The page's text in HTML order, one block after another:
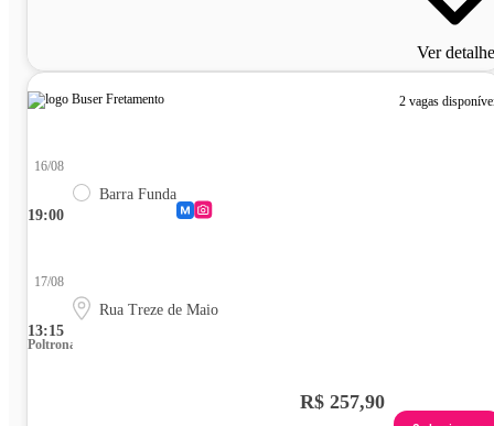
Ver
2 vagas
19:00
16/08
Barra Funda
13:15
17/08
Rua Treze de Maio
Poltrona
R$ 257,90